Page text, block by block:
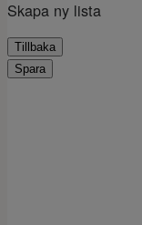
Skapa ny lista
Tillbaka
Spara